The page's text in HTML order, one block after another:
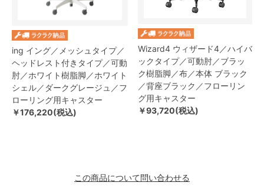
ing イング／メッシュタイプ／
ヘッドレスト付きタイプ／可動
肘／ホワイト樹脂脚／ホワイト
シェル／ダークグレージュ／フ
ローリング用キャスター
￥176,220(税込)
Wizard4 ウィザード4／ハイバ
ックタイプ／可動肘／ブラッ
ク樹脂脚／布／本体 ブラック
／背座ブラック／フローリン
グ用キャスター
￥93,720(税込)
この商品について問い合わせる